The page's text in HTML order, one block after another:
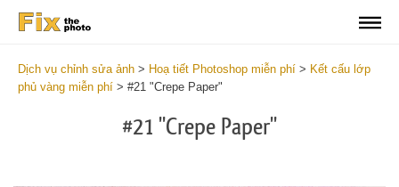
Dịch vụ chỉnh sửa ảnh > Hoạ tiết Photoshop miễn phí > Kết cấu lớp
phủ vàng miễn phí > #21 "Crepe Paper"
#21 "Crepe Paper"